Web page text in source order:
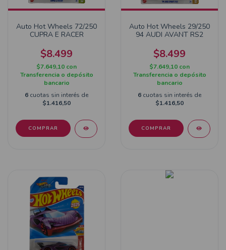
Auto Hot Wheels 72/250
CUPRA E RACER
$8.499
$7.649,10 con
Transferencia o depósito
bancario
6 cuotas sin interés de
$1.416,50
Auto Hot Wheels 29/250
94 AUDI AVANT RS2
$8.499
$7.649,10 con
Transferencia o depósito
bancario
6 cuotas sin interés de
$1.416,50